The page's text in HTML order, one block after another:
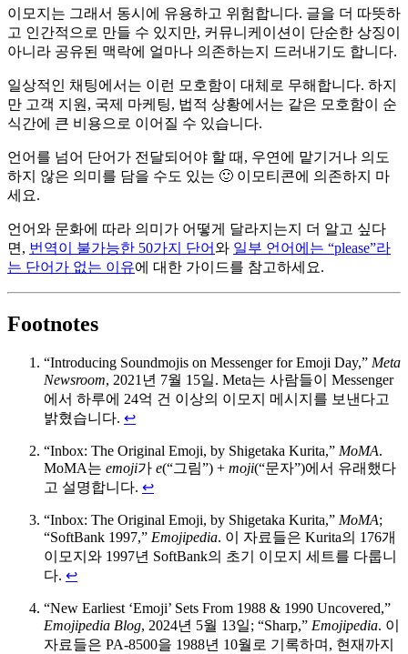
이모지는 그래서 동시에 유용하고 위험합니다. 글을 더 따뜻하
고 인간적으로 만들 수 있지만, 커뮤니케이션이 단순한 상징이
아니라 공유된 맥락에 얼마나 의존하는지 드러내기도 합니다.
일상적인 채팅에서는 이런 모호함이 대체로 무해합니다. 하지
만 고객 지원, 국제 마케팅, 법적 상황에서는 같은 모호함이 순
식간에 큰 비용으로 이어질 수 있습니다.
언어를 넘어 단어가 전달되어야 할 때, 우연에 맡기거나 의도
하지 않은 의미를 담을 수도 있는 🙂 이모티콘에 의존하지 마
세요.
언어와 문화에 따라 의미가 어떻게 달라지는지 더 알고 싶다
면, 번역이 불가능한 50가지 단어와 일부 언어에는 “please”라
는 단어가 없는 이유에 대한 가이드를 참고하세요.
Footnotes
“Introducing Soundmojis on Messenger for Emoji Day,” Meta
Newsroom, 2021년 7월 15일. Meta는 사람들이 Messenger
에서 하루에 24억 건 이상의 이모지 메시지를 보낸다고
밝혔습니다. ↩
“Inbox: The Original Emoji, by Shigetaka Kurita,” MoMA.
MoMA는 emoji가 e(“그림”) + moji(“문자”)에서 유래했다
고 설명합니다. ↩
“Inbox: The Original Emoji, by Shigetaka Kurita,” MoMA;
“SoftBank 1997,” Emojipedia. 이 자료들은 Kurita의 176개
이모지와 1997년 SoftBank의 초기 이모지 세트를 다룹니
다. ↩
“New Earliest ‘Emoji’ Sets From 1988 & 1990 Uncovered,”
Emojipedia Blog, 2024년 5월 13일; “Sharp,” Emojipedia. 이
자료들은 PA-8500을 1988년 10월로 기록하며, 현재까지